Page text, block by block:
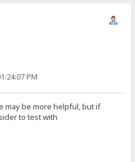
PM
may be more helpful, but if
to test with